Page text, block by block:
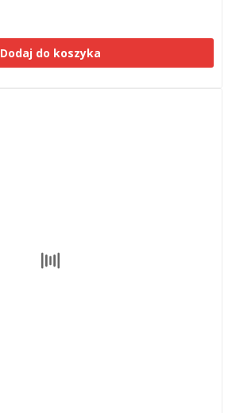
Dodaj do koszyka